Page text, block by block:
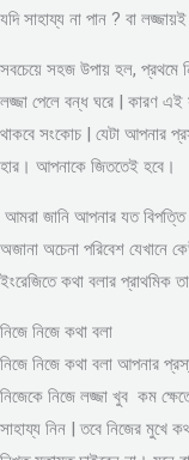
যদি সাহায্য না পান ? বা
সবচেয়ে সহজ উপায় হল, প্রথমে
লজ্জা পেলে বন্ধ ঘরে | কারণ এই
থাকবে সংকোচ | যেটা আপনার
হার। আপনাকে জিততেই হবে।
আমরা জানি আপনার যত বিপত্তি
অজানা অচেনা পরিবেশ যেখানে
ইংরেজিতে কথা বলার প্রাথমিক
নিজে নিজে কথা বলা
নিজে নিজে কথা বলা আপনার
নিজেকে নিজে লজ্জা খুব কম
সাহায্য নিন | তবে নিজের মুখে